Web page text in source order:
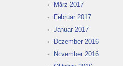
März 2017
Februar 2017
Januar 2017
Dezember 2016
November 2016